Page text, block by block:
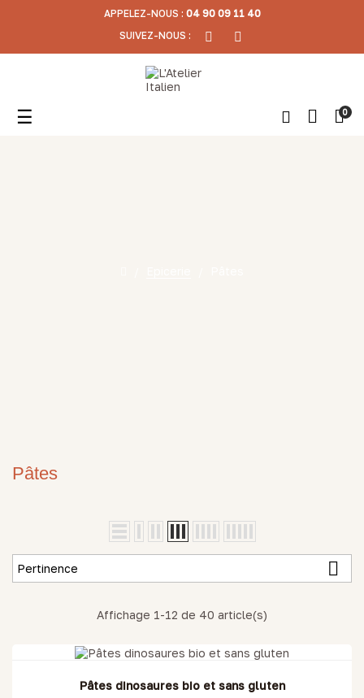
APPELEZ-NOUS : 04 90 09 11 40
SUIVEZ-NOUS :
Basculer
☰ 0
Pâtes
Pertinence 
Affichage 1-12 de 40 article(s)
RUPTURE DE STOCK
Pâtes dinosaures bio et sans gluten